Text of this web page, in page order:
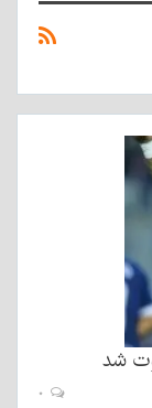
شد